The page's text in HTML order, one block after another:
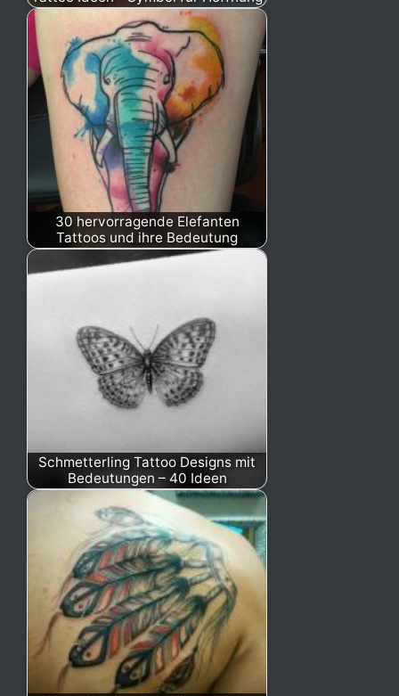
30 hervorragende Elefanten
Tattoos und ihre Bedeutung
Schmetterling Tattoo Designs mit
Bedeutungen – 40 Ideen